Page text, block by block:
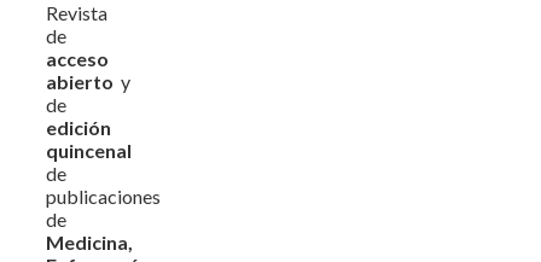
Revista
de
acceso
abierto y
de
edición
quincenal
de
publicaciones
de
Medicina,